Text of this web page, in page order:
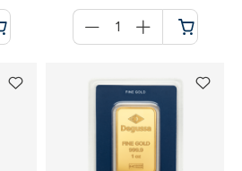
für
Warenkorb